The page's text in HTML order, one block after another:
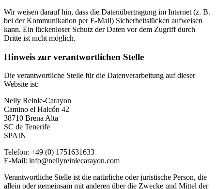
Wir weisen darauf hin, dass die Datenübertragung im Internet (z. B.
bei der Kommunikation per E-Mail) Sicherheitslücken aufweisen
kann. Ein lückenloser Schutz der Daten vor dem Zugriff durch
Dritte ist nicht möglich.
Hinweis zur verantwortlichen Stelle
Die verantwortliche Stelle für die Datenverarbeitung auf dieser
Website ist:
Nelly Reinle-Carayon
Camino el Halcón 42
38710 Brena Alta
SC de Tenerife
SPAIN
Telefon: +49 (0) 1751631633
E-Mail: info@nellyreinlecarayon.com
Verantwortliche Stelle ist die natürliche oder juristische Person, die
allein oder gemeinsam mit anderen über die Zwecke und Mittel der